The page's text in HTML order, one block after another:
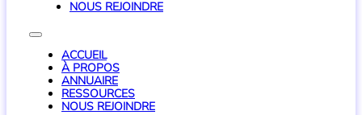
NOUS REJOINDRE
ACCUEIL
À PROPOS
ANNUAIRE
RESSOURCES
NOUS REJOINDRE